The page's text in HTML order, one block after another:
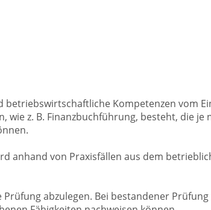
Kompetenzen vom
z. B. Finanzbuchführung, besteht, die
anhand von Praxisfällen aus dem
abzulegen. Bei bestandener